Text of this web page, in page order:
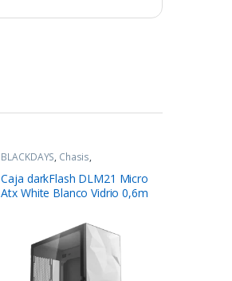
BLACKDAYS, Chasis,
COMPONENTES
Caja darkFlash DLM21 Micro
Atx White Blanco Vidrio 0,6m